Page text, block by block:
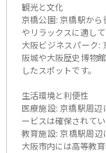
観光と文化
京橋公園: 京橋駅か
やリラックスに適して
大阪ビジネスパーク:
阪城や大阪歴史博物
したスポットです。
生活環境と利便性
医療施設: 京橋駅周
ービスは確保されて
教育施設: 京橋駅周辺
大阪市内には高等教